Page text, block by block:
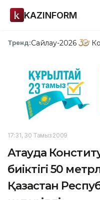
KAZINFORM
Тренд:Сайлау-2026
17:31, 30 Тамыз 2009
Ақтауда
биіктігі 50
Қазақстан